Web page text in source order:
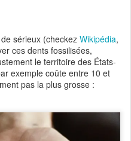
sérieux (checkez Wikipédia,
ces dents fossilisées,
le territoire des États-
exemple coûte entre 10 et
pas la plus grosse :